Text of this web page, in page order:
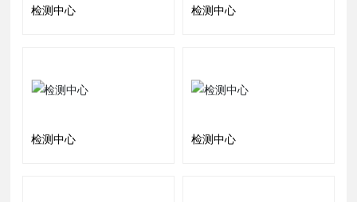
检测中心 检测中心
检测中心 检测中心